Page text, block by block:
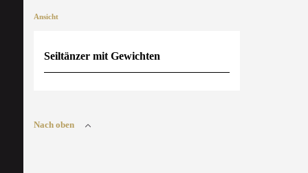
Ansicht
Seiltänzer mit Gewichten
Nach oben